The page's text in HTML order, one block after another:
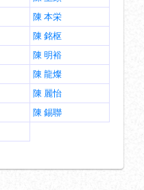
陳 本栄
陳 銘枢
陳 明裕
陳 龍燦
陳 麗怡
陳 錫聯